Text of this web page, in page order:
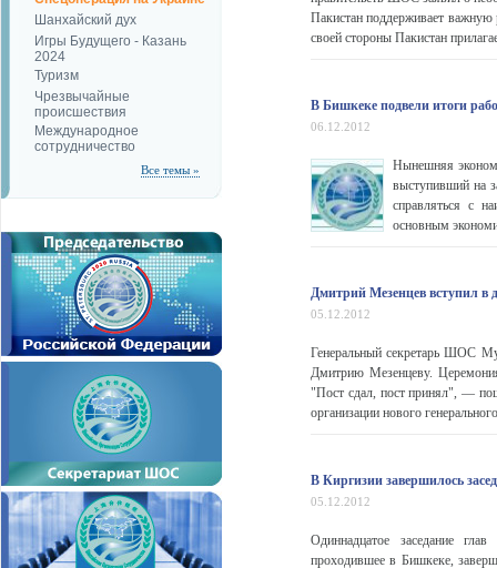
Шанхайский дух
Игры Будущего - Казань
2024
Туризм
Чрезвычайные
происшествия
Международное
сотрудничество
Все темы »
Пакистан поддерживает важную
своей стороны Пакистан
В Бишкеке подвели итоги
06.12.2012
Нынешняя
выступивший на
справляться с
основным
Дмитрий Мезенцев вступил в
05.12.2012
Генеральный секретарь ШОС
Дмитрию Мезенцеву.
"Пост сдал, пост принял", —
организации нового
В Киргизии завершилось
05.12.2012
Одиннадцатое заседание глав
проходившее в Бишкеке,